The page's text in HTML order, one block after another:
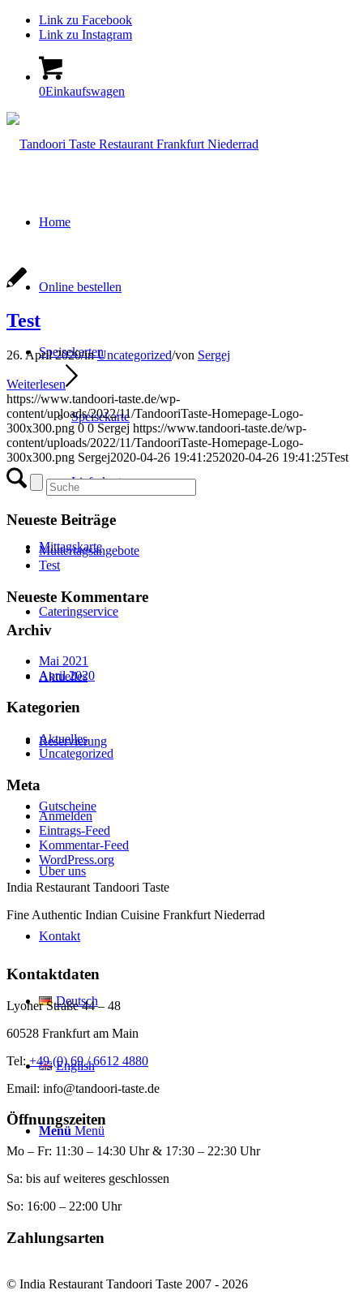
Link zu Facebook
Link zu Instagram
0Einkaufswagen
Home
Online bestellen
Speisekarten
Speisekarte
Lieferkarte
Mittagskarte
Cateringservice
Aktuelles
Reservierung
Gutscheine
Über uns
Kontakt
Deutsch
English
Menü Menü
Test
26. April 2020/inUncategorized/von Sergej
Weiterlesen
https://www.tandoori-taste.de/wp-
content/uploads/2022/11/TandooriTaste-Homepage-Logo-
300x300.png 0 0 Sergej https://www.tandoori-taste.de/wp-
content/uploads/2022/11/TandooriTaste-Homepage-Logo-
300x300.png Sergej2020-04-26 19:41:252020-04-26 19:41:25Test
Neueste Beiträge
Muttertagsangebote
Test
Neueste Kommentare
Archiv
Mai 2021
April 2020
Kategorien
Aktuelles
Uncategorized
Meta
Anmelden
Eintrags-Feed
Kommentar-Feed
WordPress.org
India Restaurant Tandoori Taste
Fine Authentic Indian Cuisine Frankfurt Niederrad
Kontaktdaten
Lyoner Straße 44 – 48
60528 Frankfurt am Main
Tel: +49 (0) 69 / 6612 4880
Email: info@tandoori-taste.de
Öffnungszeiten
Mo – Fr: 11:30 – 14:30 Uhr & 17:30 – 22:30 Uhr
Sa: bis auf weiteres geschlossen
So: 16:00 – 22:00 Uhr
Zahlungsarten
© India Restaurant Tandoori Taste 2007 - 2026